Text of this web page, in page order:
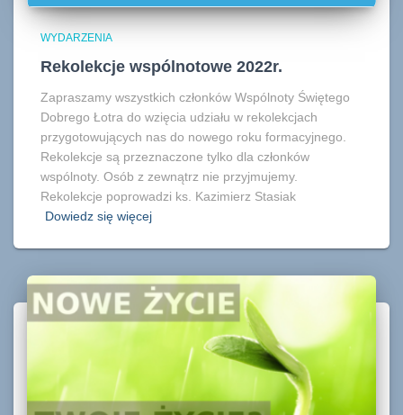
WYDARZENIA
Rekolekcje wspólnotowe 2022r.
Zapraszamy wszystkich członków Wspólnoty Świętego
Dobrego Łotra do wzięcia udziału w rekolekcjach
przygotowujących nas do nowego roku formacyjnego.
Rekolekcje są przeznaczone tylko dla członków
wspólnoty. Osób z zewnątrz nie przyjmujemy.
Rekolekcje poprowadzi ks. Kazimierz Stasiak
Dowiedz się więcej